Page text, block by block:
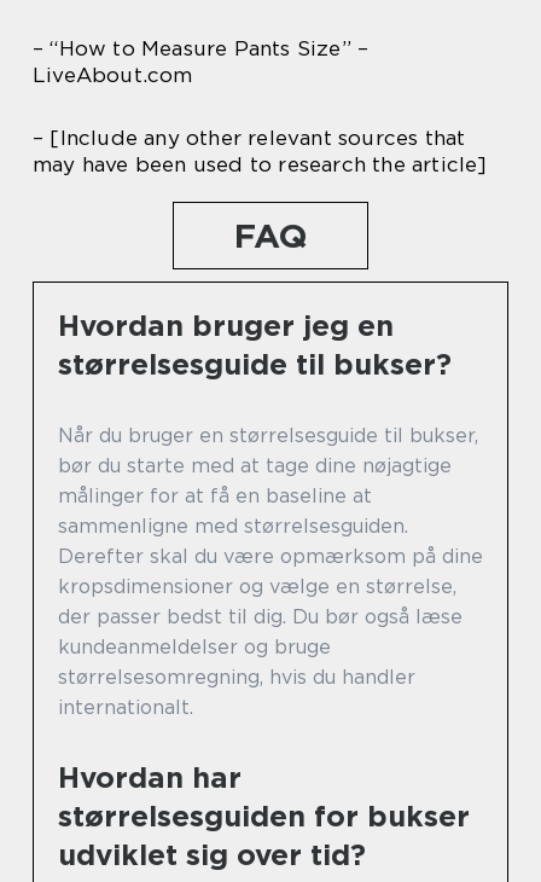
– “How to Measure Pants Size” –
LiveAbout.com
– [Include any other relevant sources that
may have been used to research the article]
FAQ
Hvordan bruger jeg en
størrelsesguide til bukser?
Når du bruger en størrelsesguide til bukser,
bør du starte med at tage dine nøjagtige
målinger for at få en baseline at
sammenligne med størrelsesguiden.
Derefter skal du være opmærksom på dine
kropsdimensioner og vælge en størrelse,
der passer bedst til dig. Du bør også læse
kundeanmeldelser og bruge
størrelsesomregning, hvis du handler
internationalt.
Hvordan har
størrelsesguiden for bukser
udviklet sig over tid?